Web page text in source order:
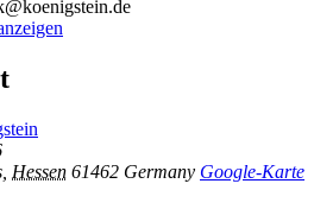
Hessen 61462 Germany Google-Karte